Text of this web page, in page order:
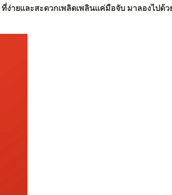
ที่ง่ายและสะดวกเพลิดเพลินแค่มือจับ มาลองไปด้